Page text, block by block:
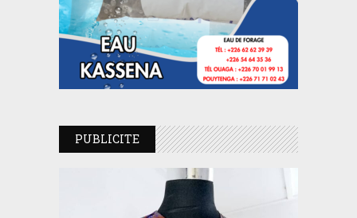
PUBLICITE